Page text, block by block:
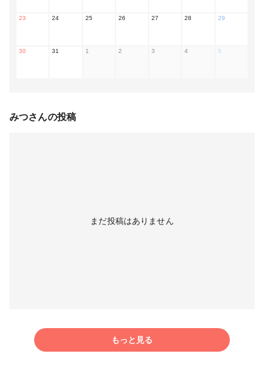
23 24 25 26 27 28 29
30 31 1 2 3 4 5
みつさんの投稿
まだ投稿はありません
もっと見る